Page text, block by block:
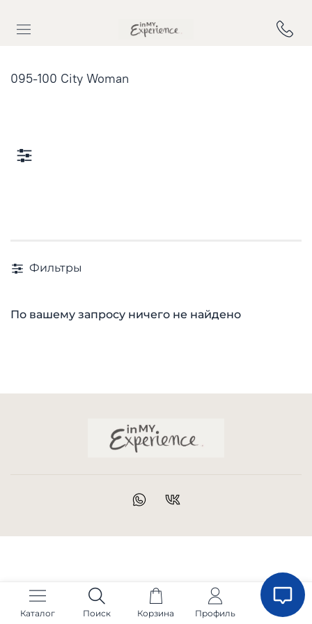
095-100 City Woman
Фильтры
По вашему запросу ничего не найдено
Каталог Поиск Корзина Профиль